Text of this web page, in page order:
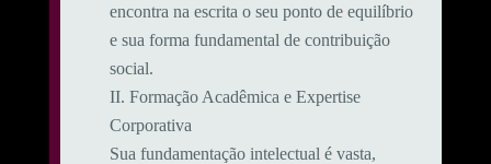
encontra na escrita o seu ponto de equilíbrio
e sua forma fundamental de contribuição
social.
​II. Formação Acadêmica e Expertise
Corporativa
​Sua fundamentação intelectual é vasta,